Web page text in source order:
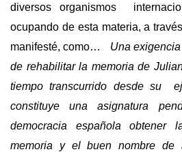
diversos organismos
ocupando de esta materia, a
manifesté, como… Una
de rehabilitar la memoria de
tiempo transcurrido desde su
constituye una asignatura
democracia española obtener
memoria y el buen nombre de